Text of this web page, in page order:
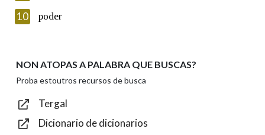
Introduce o código que aparece na imaxe:
Texto de verificación
10 poder
NON ATOPAS A PALABRA QUE BUSCAS?
Proba estoutros recursos de busca
Tergal
Dicionario de dicionarios